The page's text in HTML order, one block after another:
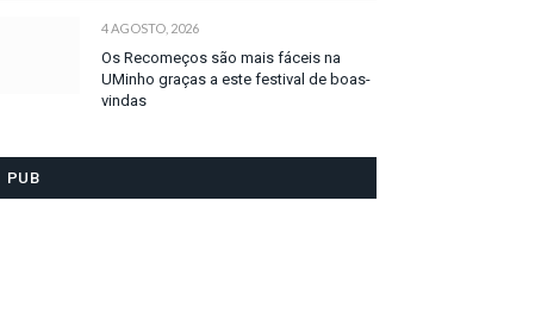
4 AGOSTO, 2026
Os Recomeços são mais fáceis na
UMinho graças a este festival de boas-
vindas
PUB